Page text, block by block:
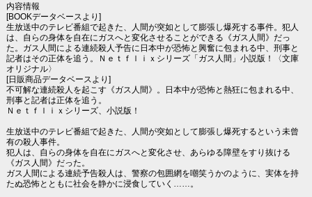
内容情報
[BOOKデータベースより]
生放送中のテレビ番組で起きた、人間が突如として膨張し爆死する事件。犯人
は、自らの身体を自在にガスへと変化させることができる《ガス人間》だっ
た。ガス人間による連続殺人予告に日本中が恐怖と興奮に包まれる中、刑事と
記者はその正体を追う。Ｎｅｔｆｌｉｘシリーズ「ガス人間」小説版！〈文庫
オリジナル〉
[日販商品データベースより]
不可解な連続殺人を起こす《ガス人間》。日本中が恐怖と熱狂に包まれる中、
刑事と記者は正体を追う。
Ｎｅｔｆｌｉｘシリーズ、小説版！
生放送中のテレビ番組で起きた、人間が突如として膨張し爆死するという未曾
有の殺人事件。
犯人は、自らの身体を自在にガスへと変化させ、あらゆる障壁をすり抜ける
《ガス人間》だった。
ガス人間による連続予告殺人は、警察の包囲網を嘲笑うかのように、実体を持
たぬ恐怖とともに社会を静かに浸食していく……。